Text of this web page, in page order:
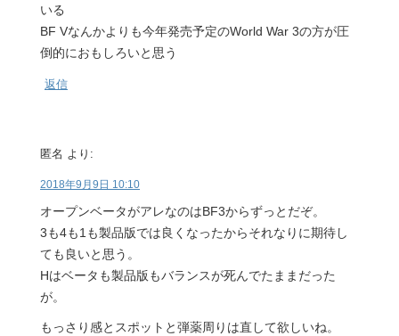
いる
BF Vなんかよりも今年発売予定のWorld War 3の方が圧
倒的におもしろいと思う
返信
匿名 より:
2018年9月9日 10:10
オープンベータがアレなのはBF3からずっとだぞ。
3も4も1も製品版では良くなったからそれなりに期待し
ても良いと思う。
Hはベータも製品版もバランスが死んでたままだった
が。
もっさり感とスポットと弾薬周りは直して欲しいね。